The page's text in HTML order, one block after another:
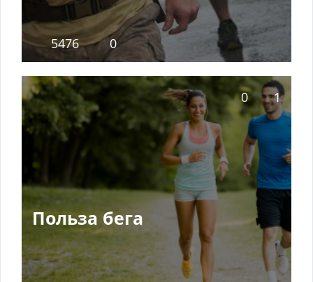
5476 0
0 1
Польза бега